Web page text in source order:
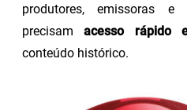
produtores, emissoras e
precisamacesso rápido
conteúdo histórico.